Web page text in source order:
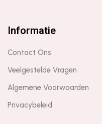
Informatie
Contact Ons
Veelgestelde Vragen
Algemene Voorwaarden
Privacybeleid